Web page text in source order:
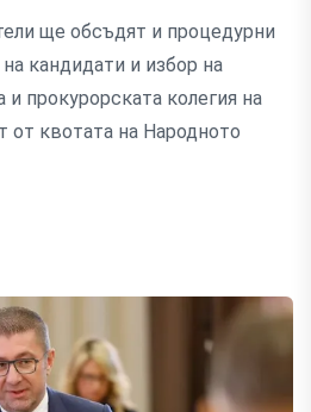
ще обсъдят и процедурни
кандидати и избор на
прокурорската колегия на
квотата на Народното